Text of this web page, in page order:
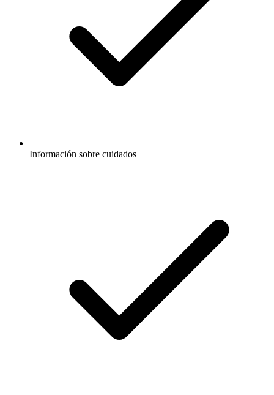
Información sobre cuidados